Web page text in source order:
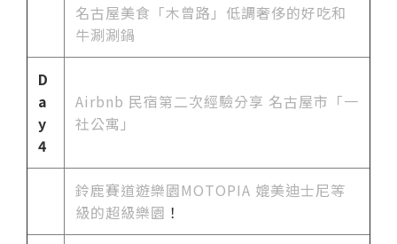
名古屋美食「木曾路」低調奢侈的好吃和
牛涮涮鍋
D
a
y
4
Airbnb 民宿第二次經驗分享 名古屋市「一
社公寓」
鈴鹿賽道遊樂園MOTOPIA 媲美迪士尼等
級的超級樂園 ！